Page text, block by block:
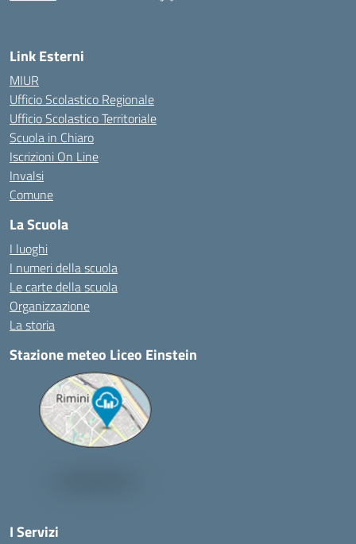
Link Esterni
MIUR
Ufficio Scolastico Regionale
Ufficio Scolastico Territoriale
Scuola in Chiaro
Iscrizioni On Line
Invalsi
Comune
La Scuola
I luoghi
I numeri della scuola
Le carte della scuola
Organizzazione
La storia
Stazione meteo Liceo Einstein
I Servizi